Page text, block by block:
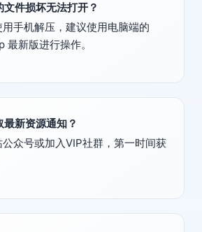
件损坏无法打开？
手机解压，建议使用电脑端的
新版进行操作。
新资源通知？
众号或加入VIP社群，第一时间获